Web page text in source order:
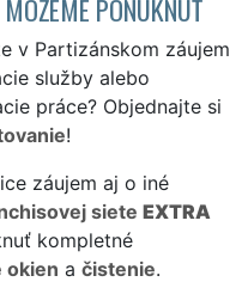
PONÚKNUŤ
v Partizánskom záujem
služby alebo
práce? Objednajte si
!
záujem aj o iné
siete EXTRA
kompletné
okien a čistenie.